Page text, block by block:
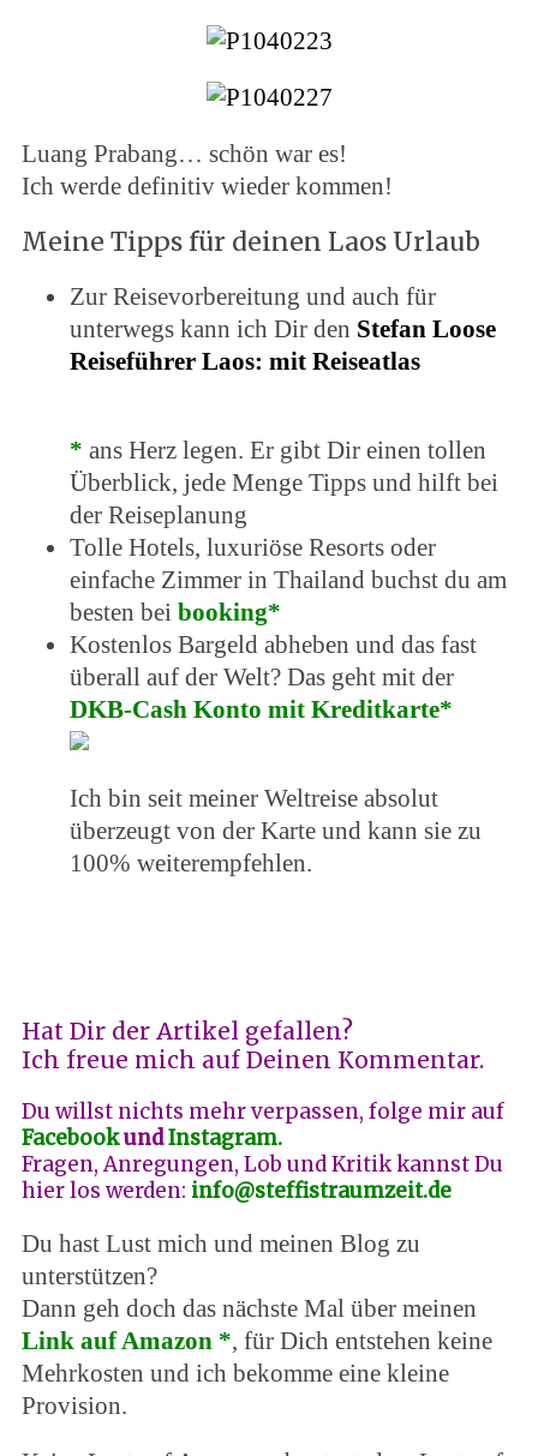
Luang Prabang… schön war es!
Ich werde definitiv wieder kommen!
Meine Tipps für deinen Laos Urlaub
Zur Reisevorbereitung und auch für
unterwegs kann ich Dir den Stefan Loose
Reiseführer Laos: mit Reiseatlas
* ans Herz legen. Er gibt Dir einen tollen
Überblick, jede Menge Tipps und hilft bei
der Reiseplanung
Tolle Hotels, luxuriöse Resorts oder
einfache Zimmer in Thailand buchst du am
besten bei booking*
Kostenlos Bargeld abheben und das fast
überall auf der Welt? Das geht mit der
DKB-Cash Konto mit Kreditkarte*
Ich bin seit meiner Weltreise absolut
überzeugt von der Karte und kann sie zu
100% weiterempfehlen.
Hat Dir der Artikel gefallen?
Ich freue mich auf Deinen Kommentar.
Du willst nichts mehr verpassen, folge mir auf
FacebookundInstagram.
Fragen, Anregungen, Lob und Kritik kannst Du
hier los werden: info@steffistraumzeit.de
Du hast Lust mich und meinen Blog zu
unterstützen?
Dann geh doch das nächste Mal über meinen
Link auf Amazon *, für Dich entstehen keine
Mehrkosten und ich bekomme eine kleine
Provision.